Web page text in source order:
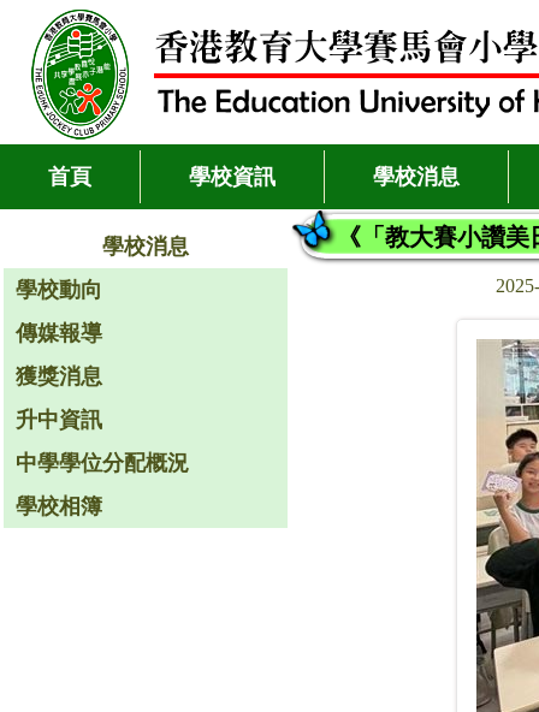
首頁 學校資訊 學校消息
學校消息
學校動向
傳媒報導
獲獎消息
升中資訊
中學學位分配概況
學校相簿
《「教大賽小讚